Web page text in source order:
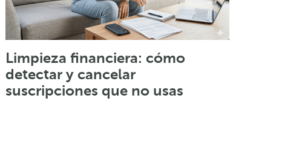
Limpieza financiera: cómo
detectar y cancelar
suscripciones que no usas